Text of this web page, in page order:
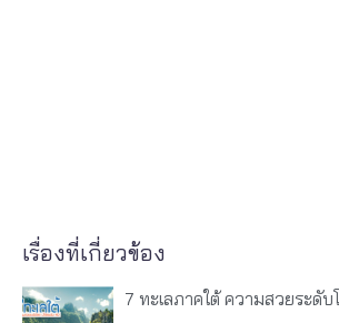
เรื่องที่เกี่ยวข้อง
7 ทะเลภาคใต้ ความสวยระดับ